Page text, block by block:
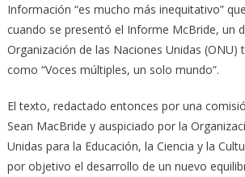
Información “es mucho más inequitativo”
cuando se presentó el Informe McBride, un
Organización de las Naciones Unidas (ONU)
como “Voces múltiples, un solo mundo”.
El texto, redactado entonces por una
Sean MacBride y auspiciado por la
Unidas para la Educación, la Ciencia y la
por objetivo el desarrollo de un nuevo